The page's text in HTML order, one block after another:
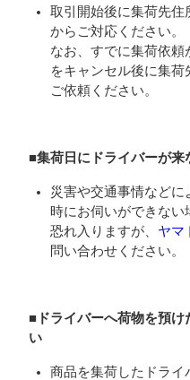
取引開始後に集荷先住
からご対応ください。
なお、すでに集荷依
をキャンセル後に集
ご依頼ください。
■集荷日にドライバーが来
災害や交通事情などに
時にお伺いができない
恐れ入りますが、 ヤマ
問い合わせください。
■ドライバーへ荷物を預
い
商品を集荷したドライ